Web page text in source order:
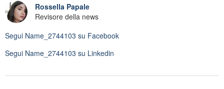
Rossella Papale
Revisore della news
Segui Name_2744103 su Facebook
Segui Name_2744103 su Linkedin